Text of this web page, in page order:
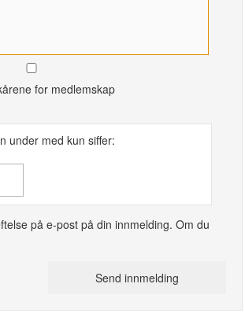
for medlemskap
under med kun siffer:
på e-post på din innmelding. Om du